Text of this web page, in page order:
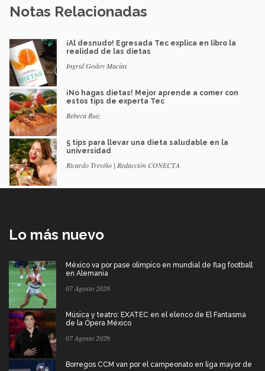
Notas Relacionadas
¡Al desnudo! Egresada Tec explica en libro la
realidad de las dietas
Ingrid Godoy Macías
¡No hagas dietas! Mejor aprende a comer con
estos tips de experta Tec
Rebeca Ruiz
5 tips para llevar una dieta saludable en la
universidad
Ricardo Treviño | Redacción CONECTA
Lo más nuevo
México va por pase olímpico en mundial de flag football
en Alemania
07 Agosto 2026
Música y teatro: EXATEC en el elenco de El Fantasma
de la Ópera México
07 Agosto 2026
Borregos CCM van por el campeonato en liga mayor de